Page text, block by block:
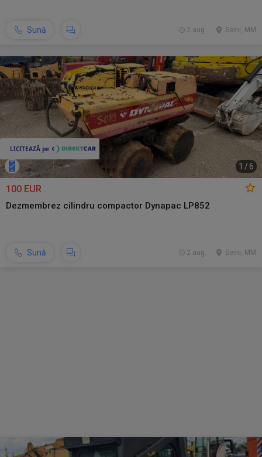
Sună Seini, MM
2 aug.
1 /6
100 EUR
Dezmembrez cilindru compactor Dynapac LP852
Sună Seini, MM
2 aug.